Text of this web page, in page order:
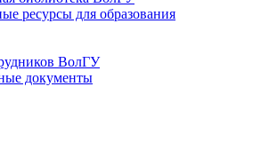
ресурсы для образования
ВолГУ
документы